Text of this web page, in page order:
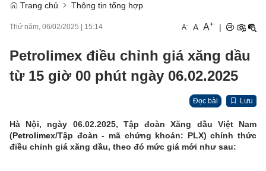
Trang chủ Thông tin tổng hợp
Thứ năm, 06/02/2025 15:14 A- A A+ |
Petrolimex điều chỉnh giá xăng dầu
từ 15 giờ 00 phút ngày 06.02.2025
Đọc bài Lưu
Hà Nội, ngày 06.02.2025, Tập đoàn Xăng dầu Việt Nam
(Petrolimex/Tập đoàn - mã chứng khoán: PLX) chính thức
điều chỉnh giá xăng dầu, theo đó mức giá mới như sau: